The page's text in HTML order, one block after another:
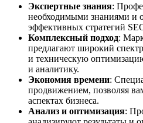
Экспертные знания:
необходимыми знаниями и
эффективных стратегий
Комплексный подход:
предлагают широкий
и техническую
и аналитику.
Экономия времени:
продвижением, позволяя
аспектах бизнеса.
Анализ и оптимизация: